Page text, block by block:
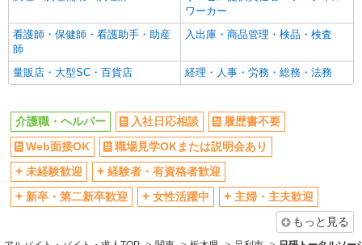
派遣社員
株式会社kotrio /●UT-H-1959414
足利市｜リハビリ補助などのデイサービス
時給1500円〜2125円 ＜日払い有/週払い有/交
通費全支給(ガソリン代含む)＞
足利市 面接なし
キープ 詳細を見る
エルダー（50代～）活躍中
シニア（60代～）活躍中
昇給あり
週払い
10時～勤務OK
16時前退社OK
禁煙・分煙
残業ほぼなし
転勤なし
登録制
交通費支給
社会保険あり
社割・特典あり
研修制度あり
ワーカー
看護師・保健師・看護助手・助産
師
入出庫・商品管理・検品・検査
量販店・大型SC・百貨店 経理・人事・労務・総務・法務
介護職・ヘルパー 入社日応相談
履歴書不要
Web面接OK
職場見学OKまたは説明会あり
未経験歓迎
経験者・有資格者歓迎
新卒・第二新卒歓迎
女性活躍中
主婦・主夫歓迎
もっと見る